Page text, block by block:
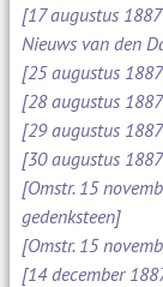
[17 augustus
Nieuws van den
[25 augustus
[28 augustus
[29 augustus
[30 augustus
[Omstr. 15
gedenksteen]
[Omstr. 15
[14 december